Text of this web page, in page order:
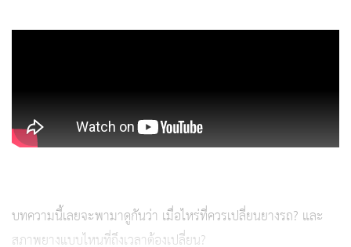
บทความนี้เลยจะพามาดูกันว่า เมื่อไหร่ที่ควรเปลี่ยนยางรถ? และ
สภาพยางแบบไหนที่ถึงเวลาต้องเปลี่ยน?